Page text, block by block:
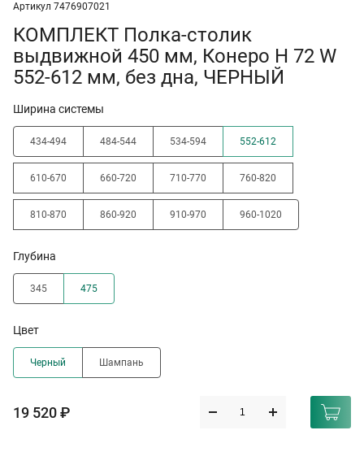
Артикул 7476907021
КОМПЛЕКТ Полка-столик
выдвижной 450 мм, Конеро H 72 W
552-612 мм, без дна, ЧЕРНЫЙ
Ширина системы
434-494 484-544 534-594 552-612
610-670 660-720 710-770 760-820
810-870 860-920 910-970 960-1020
Глубина
345 475
Цвет
Черный Шампань
19 520 ₽